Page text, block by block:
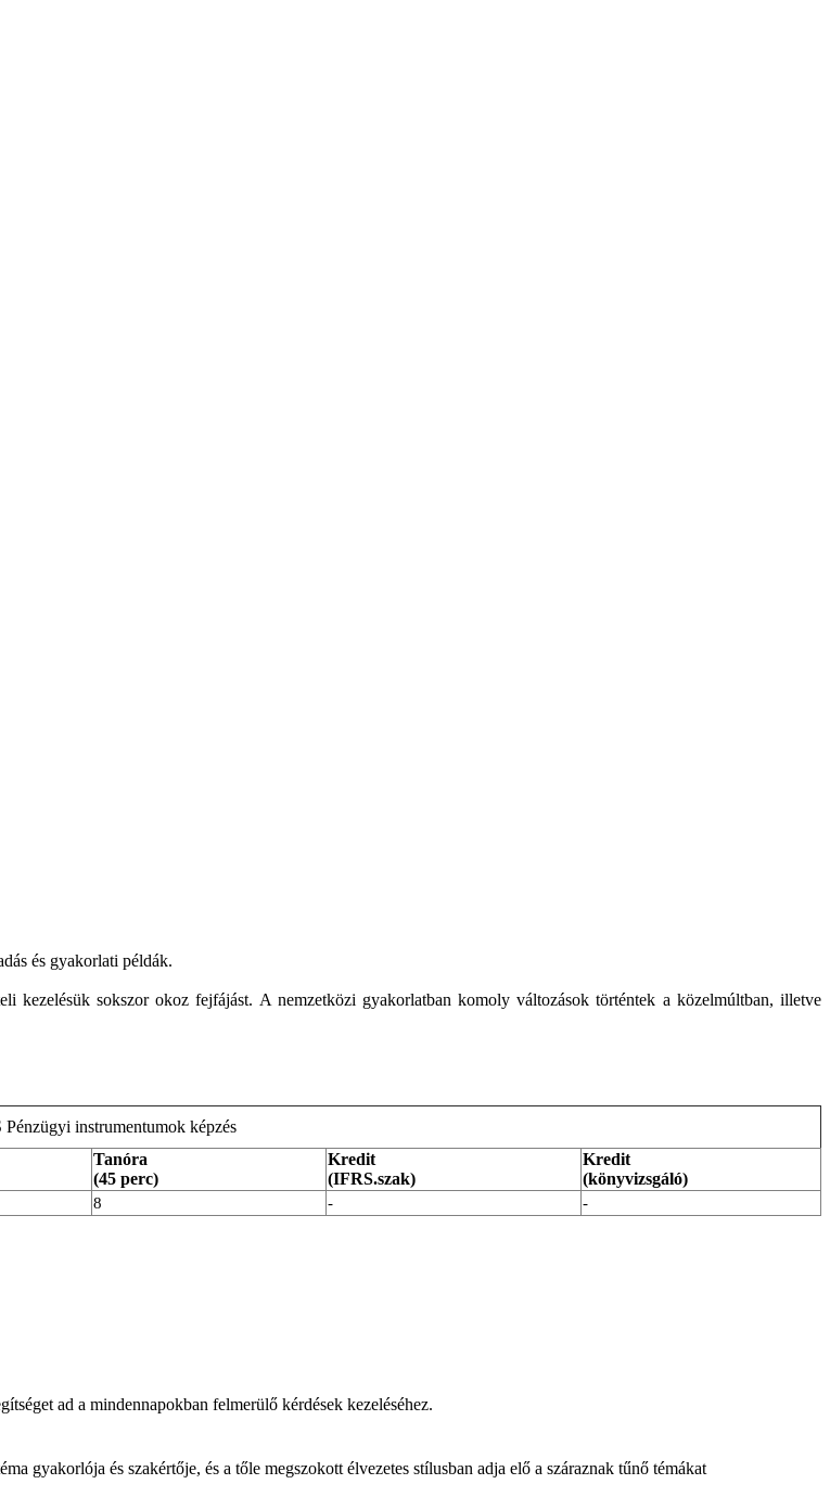
és gyakorlati példák.
kezelésük sokszor okoz fejfájást. A nemzetközi gyakorlatban komoly változások történtek a közelmúltban, illetve
Pénzügyi instrumentumok képzés
Tanóra
(45 perc)
Kredit
(IFRS.szak)
Kredit
(könyvizsgáló)
8 - -
ad a mindennapokban felmerülő kérdések kezeléséhez.
gyakorlója és szakértője, és a tőle megszokott élvezetes stílusban adja elő a száraznak tűnő témákat